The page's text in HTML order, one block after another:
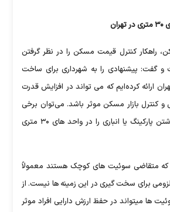
راهکار کنترل قیمت مسکن را در نظر گرفتن
و گفت: پیشنهادی را به شهرداری برای ساخت
در تهران ارائه کرده‌ایم که می تواند در افزایش قدرت
کنترل بازار مسکن موثر باشد. می‌توان برخی
ضوابط مثل الزام به داشتن پارکینگ یا انباری را در واحد های ۳۰ متری
که متقاضی سوئیت های کوچک هستند معمولاً
لزومی برای سخت گیری در این زمینه ها نیست. از
ها میتواند در حفظ ارزش دارایی افراد موثر